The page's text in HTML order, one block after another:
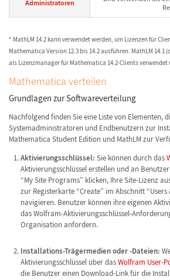
Administratoren
* MathLM 14.2 kann verwendet werden, um Lizenzen für
Mathematica Version 12.3 bis 14.2 ausführen. MathLM 14.1
als Lizenzmanager für Mathematica 14.2-Clients verwendet
Mathematica verteilen
Grundlagen zur Softwareverteilung
Nachfolgend finden Sie eine Liste von Elementen,
Systemadministratoren und Endbenutzern zur
Mathematica Student Edition und MathLM zur
Aktivierungsschlüssel: Sie können durch das
Aktivierungsschlüssel erstellen und an
“My Site Programs” klicken, Ihre Site-Lizenz
zur Registerkarte “Create” im Abschnitt “Users
navigieren. Benutzer können ihre eigenen
das Wolfram-Aktivierungsschlüssel-
Organisation anfordern.
Installations-Trägermedien oder -Dateien:
Aktivierungsschlüssel über dasWolfram User-
die Benutzer einen Download-Link für die